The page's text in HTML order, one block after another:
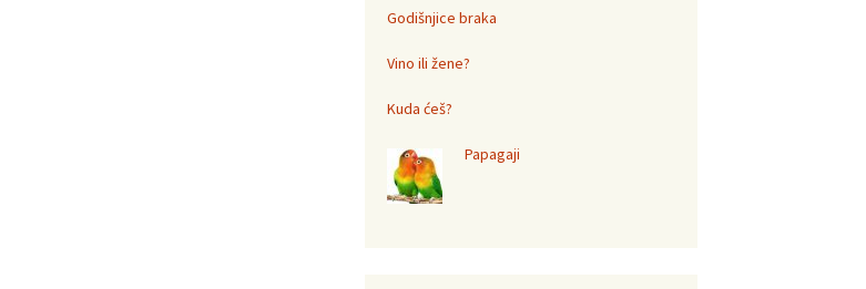
Godišnjice braka
Vino ili žene?
Kuda ćeš?
Papagaji